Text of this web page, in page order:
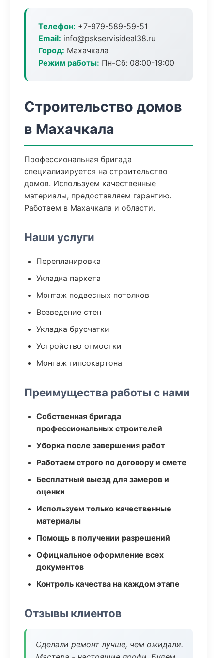
Телефон: +7-979-589-59-51
Email: info@pskservisideal38.ru
Город: Махачкала
Режим работы: Пн-Сб: 08:00-19:00
Строительство домов
в Махачкала
Профессиональная бригада
специализируется на строительство
домов. Используем качественные
материалы, предоставляем гарантию.
Работаем в Махачкала и области.
Наши услуги
Перепланировка
Укладка паркета
Монтаж подвесных потолков
Возведение стен
Укладка брусчатки
Устройство отмостки
Монтаж гипсокартона
Преимущества работы с нами
Собственная бригада
профессиональных строителей
Уборка после завершения работ
Работаем строго по договору и смете
Бесплатный выезд для замеров и
оценки
Используем только качественные
материалы
Помощь в получении разрешений
Официальное оформление всех
документов
Контроль качества на каждом этапе
Отзывы клиентов
Сделали ремонт лучше, чем ожидали.